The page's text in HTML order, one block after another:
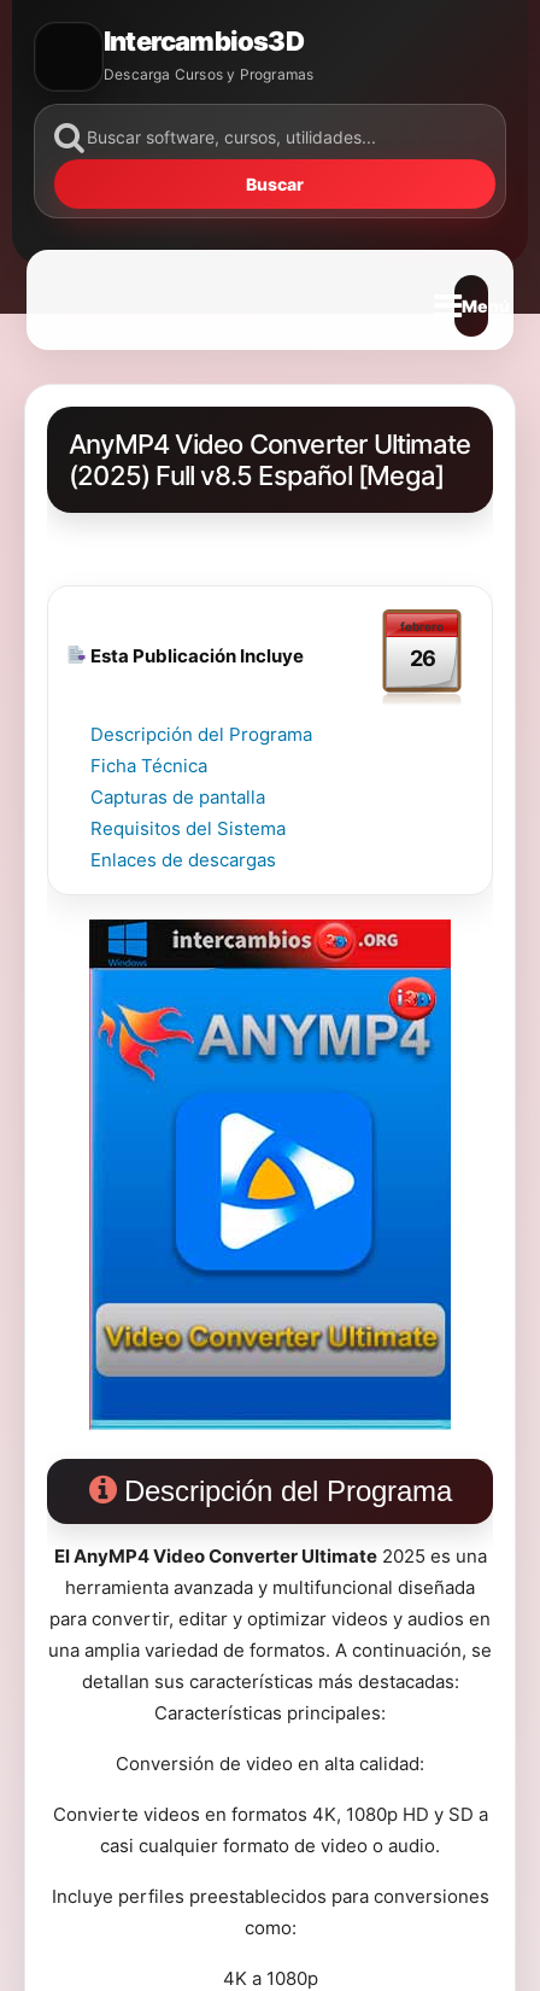
Intercambios3D
Descarga Cursos y Programas
Buscar
Abrir
AnyMP4 Video Converter Ultimate
(2025) Full v8.5 Español [Mega]
Esta Publicación Incluye
febrero
26
Descripción del Programa
Ficha Técnica
Capturas de pantalla
Requisitos del Sistema
Enlaces de descargas
Descripción del Programa
El AnyMP4 Video Converter Ultimate2025 es una
herramienta avanzada y multifuncional diseñada
para convertir, editar y optimizar videos y audios en
una amplia variedad de formatos. A continuación, se
detallan sus características más destacadas:
Características principales:
Conversión de video en alta calidad:
Convierte videos en formatos 4K, 1080p HD y SD a
casi cualquier formato de video o audio.
Incluye perfiles preestablecidos para conversiones
como:
4K a 1080p